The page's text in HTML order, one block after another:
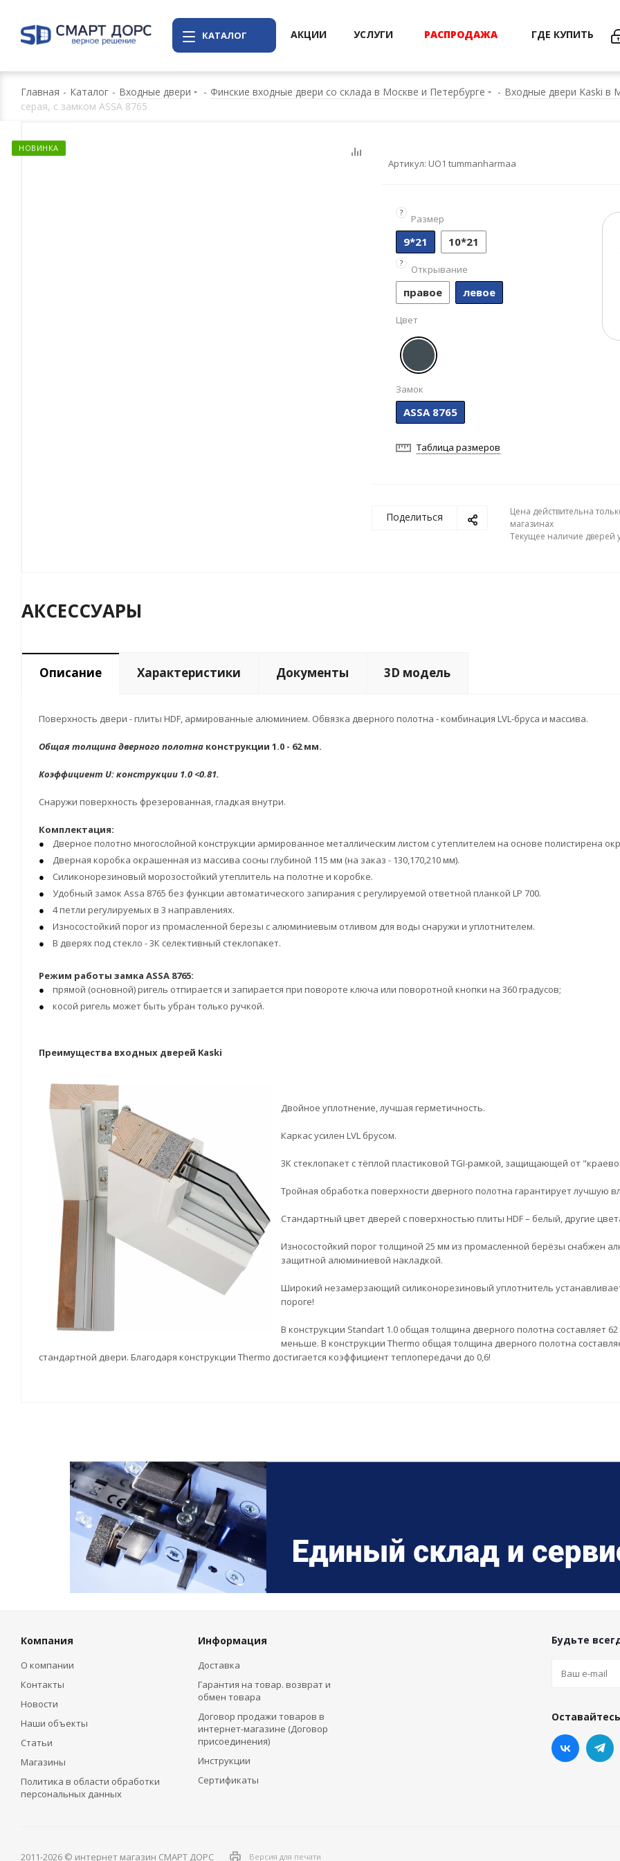
КАТАЛОГ АКЦИИ УСЛУГИ РАСПРОДАЖА ГДЕ КУПИТЬ
Главная - Каталог - Входные двери - Финские входные двери со склада в Москве и Петербурге - Входные двери Kaski в
серая, с замком ASSA 8765
НОВИНКА
Артикул: UO1 tummanharmaa
?
Размер
9*21 10*21
?
Открывание
правое левое
Цвет
Замок
ASSA 8765
Таблица размеров
Поделиться
Цена действительна
магазинах
Текущее наличие дверей
АКСЕССУАРЫ
Описание Характеристики Документы 3D модель
Поверхность двери - плиты HDF, армированные алюминием. Обвязка дверного полотна - комбинация LVL-бруса и массива.
Общая толщина дверного полотна конструкции 1.0 - 62 мм.
Коэффициент U: конструкции 1.0 <0.81.
Снаружи поверхность фрезерованная, гладкая внутри.
Комплектация:
Дверное полотно многослойной конструкции армированное металлическим листом с утеплителем на основе полистирена
Дверная коробка окрашенная из массива сосны глубиной 115 мм (на заказ - 130,170,210 мм).
Силиконорезиновый морозостойкий утеплитель на полотне и коробке.
Удобный замок Assa 8765 без функции автоматического запирания с регулируемой ответной планкой LP 700.
4 петли регулируемых в 3 направлениях.
Износостойкий порог из промасленной березы с алюминиевым отливом для воды снаружи и уплотнителем.
В дверях под стекло - 3К селективный стеклопакет.
Режим работы замка ASSA 8765:
прямой (основной) ригель отпирается и запирается при повороте ключа или поворотной кнопки на 360 градусов;
косой ригель может быть убран только ручкой.
Преимущества входных дверей Kaski
Двойное уплотнение, лучшая герметичность.
Каркас усилен LVL брусом.
3К стеклопакет с тёплой пластиковой TGI-рамкой, защищающей от
Тройная обработка поверхности дверного полотна гарантирует лучшую
Стандартный цвет дверей с поверхностью плиты HDF – белый, другие
Износостойкий порог толщиной 25 мм из промасленной берёзы снабжен
защитной алюминиевой накладкой.
Широкий незамерзающий силиконорезиновый уплотнитель
пороге!
В конструкции Standart 1.0 общая толщина дверного полотна составляет
меньше. В конструкции Thermo общая толщина дверного полотна
стандартной двери. Благодаря конструкции Thermo достигается коэффициент теплопередачи до 0,6!
Компания
О компании
Контакты
Новости
Наши объекты
Статьи
Магазины
Политика в области обработки
персональных данных
Информация
Доставка
Гарантия на товар. возврат и
обмен товара
Договор продажи товаров в
интернет-магазине (Договор
присоединения)
Инструкции
Сертификаты
Будьте
2011-2026 © интернет магазин СМАРТ ДОРС Версия для печати